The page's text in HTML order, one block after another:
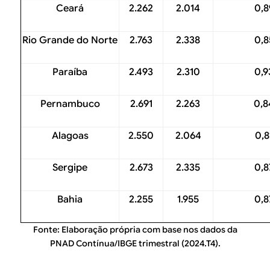
Ceará 2.262 2.014
Rio Grande do Norte 2.763 2.338
Paraíba 2.493 2.310
Pernambuco 2.691 2.263
Alagoas 2.550 2.064
Sergipe 2.673 2.335
Bahia 2.255 1.955
Fonte: Elaboração própria com base nos dados da
PNAD Contínua/IBGE trimestral (2024.T4).